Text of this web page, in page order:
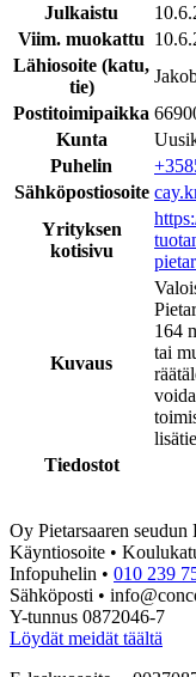
Julkaistu
Viim. muokattu
Lähiosoite (katu,
tie)
Postitoimipaikka
Kunta
Puhelin
Sähköpostiosoite
Yrityksen
kotisivu
Kuvaus
164
tai
Tiedostot
Oy Pietarsaaren
Käyntiosoite •
Infopuhelin • 010 239
Sähköposti •
Y-tunnus 0872046-7
Löydät meidät täältä